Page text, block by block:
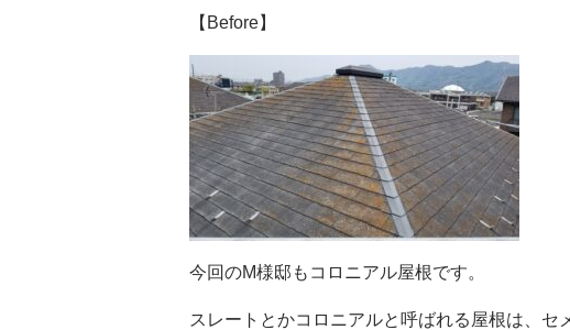
【Before】
今回のM様邸もコロニアル屋根です。
スレートとかコロニアルと呼ばれる屋根は、